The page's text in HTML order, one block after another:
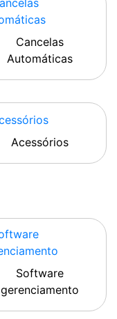
Cancelas
Automáticas
Acessórios
Software
gerenciamento